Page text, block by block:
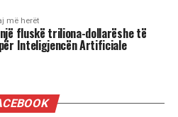
më herët
fluskë triliona-dollarëshe të
Inteligjencën Artificiale